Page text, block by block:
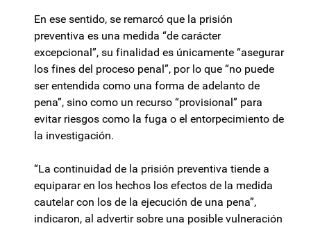
En ese sentido, se remarcó que la prisión
preventiva es una medida “de carácter
excepcional”, su finalidad es únicamente “asegurar
los fines del proceso penal”, por lo que “no puede
ser entendida como una forma de adelanto de
pena”, sino como un recurso “provisional” para
evitar riesgos como la fuga o el entorpecimiento de
la investigación.
“La continuidad de la prisión preventiva tiende a
equiparar en los hechos los efectos de la medida
cautelar con los de la ejecución de una pena”,
indicaron, al advertir sobre una posible vulneración